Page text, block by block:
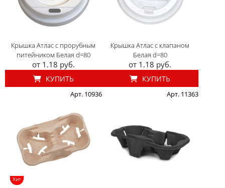
Крышка Атлас с прорубным
питейником Белая d=80
от 1.18 руб.
КУПИТЬ
Крышка Атлас с клапаном
Белая d=80
от 1.18 руб.
КУПИТЬ
Хит
Арт. 10936 Арт. 11363